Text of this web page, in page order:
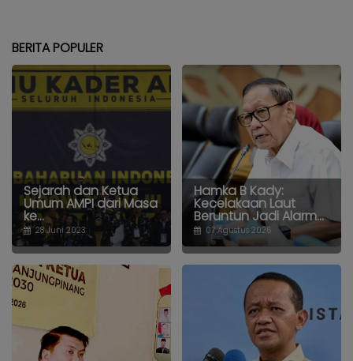
BERITA POPULER
Sejarah dan Ketua
Umum AMPI dari Masa
ke...
28 Juni 2023
Hamka B Kady:
Kecelakaan Laut
Beruntun Jadi Alarm...
07 Agustus 2026